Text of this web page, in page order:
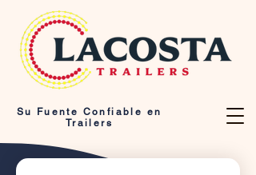
Su Fuente Confiable en
Trailers